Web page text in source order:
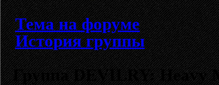
Тема на форуме
История группы
Группа DEVILRY: Heavy